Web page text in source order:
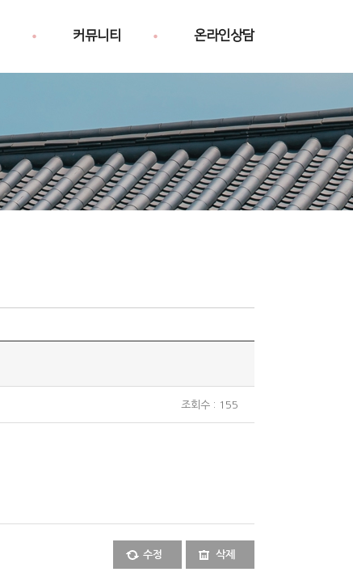
커뮤니티 온라인상담
조회수 : 155
수정 삭제